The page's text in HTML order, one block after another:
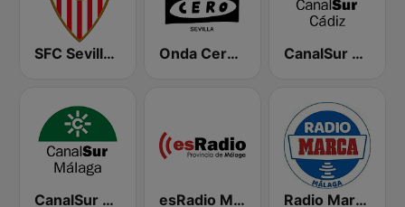
SFC Sevilla Fútbol Club Radio 91.6 Onda Cero Sevilla CanalSur Radio Cádiz
CanalSur Radio Málaga esRadio Malaga Radio Marca Málaga